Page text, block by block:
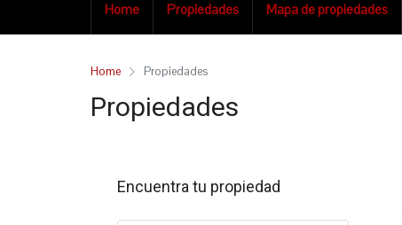
Home Propiedades Mapa de propiedades
Home Propiedades
Propiedades
Encuentra tu propiedad